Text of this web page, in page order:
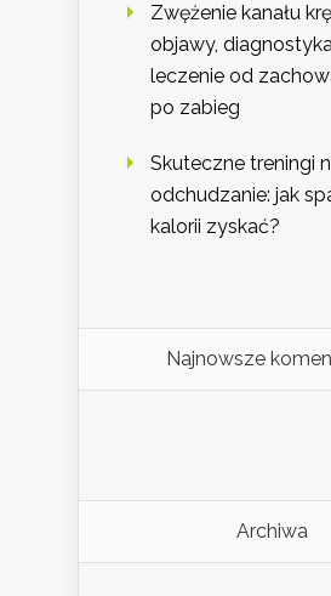
Zwężenie kanału
objawy,
leczenie od
po zabieg
Skuteczne treningi
odchudzanie: jak
kalorii zyskać?
Najnowsze
Archiwa